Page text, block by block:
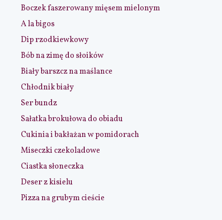
Boczek faszerowany mięsem mielonym
A la bigos
Dip rzodkiewkowy
Bób na zimę do słoików
Biały barszcz na maślance
Chłodnik biały
Ser bundz
Sałatka brokułowa do obiadu
Cukinia i bakłażan w pomidorach
Miseczki czekoladowe
Ciastka słoneczka
Deser z kisielu
Pizza na grubym cieście